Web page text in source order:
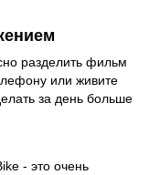
разделить фильм
или живите
за день больше
- это очень